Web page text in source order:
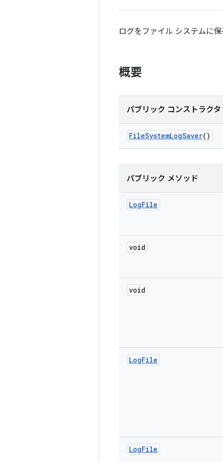
ログをファイル システムに保
概要
パブリック コンストラクタ
FileSystemLogSaver()
パブリック メソッド
LogFile
void
void
LogFile
LogFile